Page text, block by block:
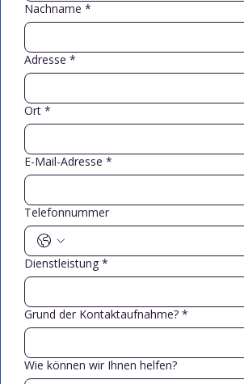
Nachname *
Adresse *
Ort *
E-Mail-Adresse *
Telefonnummer
Dienstleistung *
Grund der Kontaktaufnahme? *
Wie können wir Ihnen helfen?